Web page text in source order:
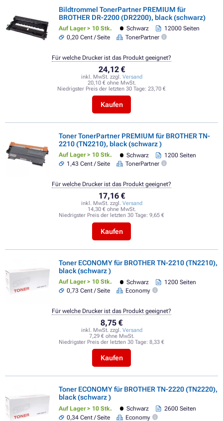
Bildtrommel TonerPartner PREMIUM für
BROTHER DR-2200 (DR2200), black (schwarz)
Auf Lager > 10 Stk. Schwarz
12000 Seiten
0,20 Cent / Seite
TonerPartner
24,12 €
inkl. MwSt. zzgl. Versand
20,10 € ohne MwSt.
Niedrigster Preis der letzten 30 Tage: 23,70 €
Kaufen
Für welche Drucker ist das Produkt geeignet?
Toner TonerPartner PREMIUM für BROTHER TN-
2210 (TN2210), black (schwarz )
Auf Lager > 10 Stk. Schwarz
1200 Seiten
1,43 Cent / Seite
TonerPartner
17,16 €
inkl. MwSt. zzgl. Versand
14,30 € ohne MwSt.
Niedrigster Preis der letzten 30 Tage: 9,65 €
Kaufen
Für welche Drucker ist das Produkt geeignet?
Toner ECONOMY für BROTHER TN-2210 (TN2210),
black (schwarz )
Auf Lager > 10 Stk. Schwarz
1200 Seiten
0,73 Cent / Seite
Economy
8,75 €
inkl. MwSt. zzgl. Versand
7,29 € ohne MwSt.
Niedrigster Preis der letzten 30 Tage: 8,33 €
Kaufen
Für welche Drucker ist das Produkt geeignet?
Toner ECONOMY für BROTHER TN-2220 (TN2220),
black (schwarz )
Auf Lager > 10 Stk. Schwarz
2600 Seiten
0,34 Cent / Seite
Economy